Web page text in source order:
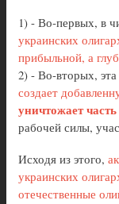
1) - Во-первых, в
украинских
прибыльной, а
2) - Во-вторых, эта
создает
уничтожает
рабочей силы,
Исходя из этого,
украинских
отечественные